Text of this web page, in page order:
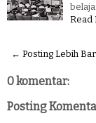
Read
← Posting Lebih
0 komentar:
Posting